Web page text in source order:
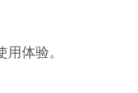
体验。